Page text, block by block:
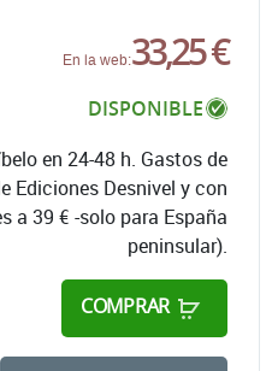
En la web:33,25 €
DISPONIBLE
en 24-48 h. Gastos de
Ediciones Desnivel y con
a 39 € -solo para España
peninsular).
COMPRAR